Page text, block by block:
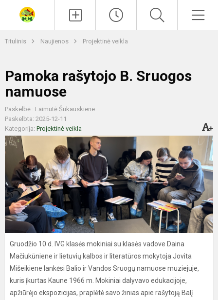
Titulinis Naujienos Projektinė veikla
Pamoka rašytojo B. Sruogos
namuose
Paskelbė : Laimutė Šukauskiene
Paskelbta: 2025-12-11
Kategorija: Projektinė veikla
Gruodžio 10 d. IVG klasės mokiniai su klasės vadove Daina
Mačiukūniene ir lietuvių kalbos ir literatūros mokytoja Jovita
Mišeikiene lankėsi Balio ir Vandos Sruogų namuose muziejuje,
kuris įkurtas Kaune 1966 m. Mokiniai dalyvavo edukacijoje,
apžiūrėjo ekspozicijas, praplėtė savo žinias apie rašytoją Balį